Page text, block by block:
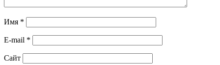
Имя *
E-mail *
Сайт